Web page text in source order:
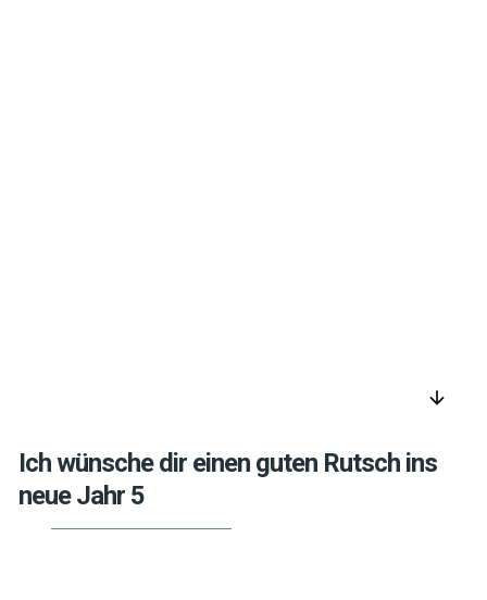
arrow_downward
Ich wünsche dir einen guten Rutsch ins
neue Jahr 5